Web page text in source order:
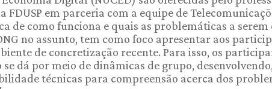
em parceria com a equipe de
de como funciona e quais as problemáticas a serem
no assunto, tem como foco apresentar aos
de concretização recente. Para isso, os
dá por meio de dinâmicas de grupo,
técnicas para compreensão acerca dos